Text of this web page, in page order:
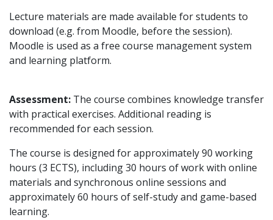
Lecture materials are made available for students to
download (e.g. from Moodle, before the session).
Moodle is used as a free course management system
and learning platform.
Assessment: The course combines knowledge transfer
with practical exercises. Additional reading is
recommended for each session.
The course is designed for approximately 90 working
hours (3 ECTS), including 30 hours of work with online
materials and synchronous online sessions and
approximately 60 hours of self-study and game-based
learning.